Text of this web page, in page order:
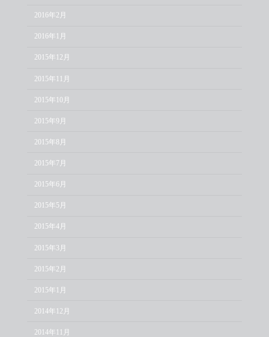
2016年2月
2016年1月
2015年12月
2015年11月
2015年10月
2015年9月
2015年8月
2015年7月
2015年6月
2015年5月
2015年4月
2015年3月
2015年2月
2015年1月
2014年12月
2014年11月